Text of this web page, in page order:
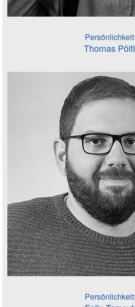
Persönlichkeit
Thomas Pöltl
Persönlichkeit